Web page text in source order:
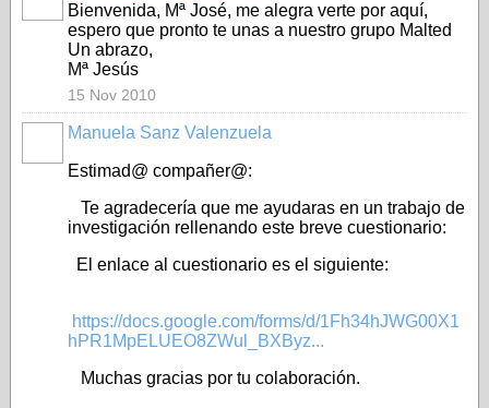
Bienvenida, Mª José, me alegra verte por aquí,
espero que pronto te unas a nuestro grupo Malted
Un abrazo,
Mª Jesús
15 Nov 2010
Manuela Sanz Valenzuela
Estimad@ compañer@:
Te agradecería que me ayudaras en un trabajo de
investigación rellenando este breve cuestionario:
El enlace al cuestionario es el siguiente:
https://docs.google.com/forms/d/1Fh34hJWG00X1
hPR1MpELUEO8ZWul_BXByz...
Muchas gracias por tu colaboración.